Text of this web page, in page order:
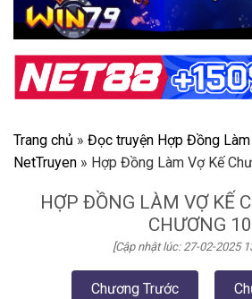
Trang chủ » Đọc truyện Hợp Đồng
NetTruyen » Hợp Đồng Làm Vợ Kế
HỢP ĐỒNG LÀM VỢ KẾ
CHƯƠNG 10
[Cập nhật lúc: 27-02-2025
Chương Trước